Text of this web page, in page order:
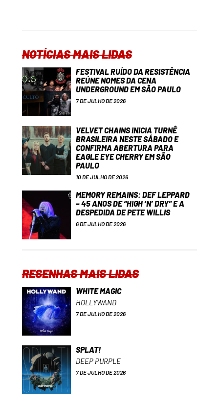
NOTÍCIAS MAIS LIDAS
FESTIVAL RUÍDO DA RESISTÊNCIA
REÚNE NOMES DA CENA
UNDERGROUND EM SÃO PAULO
7 DE JULHO DE 2026
VELVET CHAINS INICIA TURNÊ
BRASILEIRA NESTE SÁBADO E
CONFIRMA ABERTURA PARA
EAGLE EYE CHERRY EM SÃO
PAULO
10 DE JULHO DE 2026
MEMORY REMAINS: DEF LEPPARD
– 45 ANOS DE “HIGH ‘N’ DRY” E A
DESPEDIDA DE PETE WILLIS
6 DE JULHO DE 2026
RESENHAS MAIS LIDAS
WHITE MAGIC
HOLLYWAND
7 DE JULHO DE 2026
SPLAT!
DEEP PURPLE
7 DE JULHO DE 2026